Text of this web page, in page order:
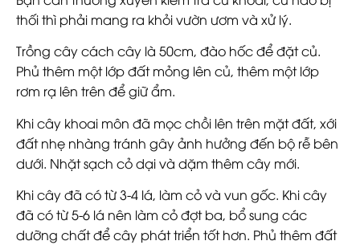
thối thì phải mang ra khỏi vườn ươm và xử lý.
Trồng cây cách cây là 50cm, đào hốc để đặt củ.
Phủ thêm một lớp đất mỏng lên củ, thêm một lớp
rơm rạ lên trên để giữ ẩm.
Khi cây khoai môn đã mọc chồi lên trên mặt đất, xới
đất nhẹ nhàng tránh gây ảnh hưởng đến bộ rễ bên
dưới. Nhặt sạch cỏ dại và dặm thêm cây mới.
Khi cây đã có từ 3-4 lá, làm cỏ và vun gốc. Khi cây
đã có từ 5-6 lá nên làm cỏ đợt ba, bổ sung các
dưỡng chất để cây phát triển tốt hơn. Phủ thêm đất